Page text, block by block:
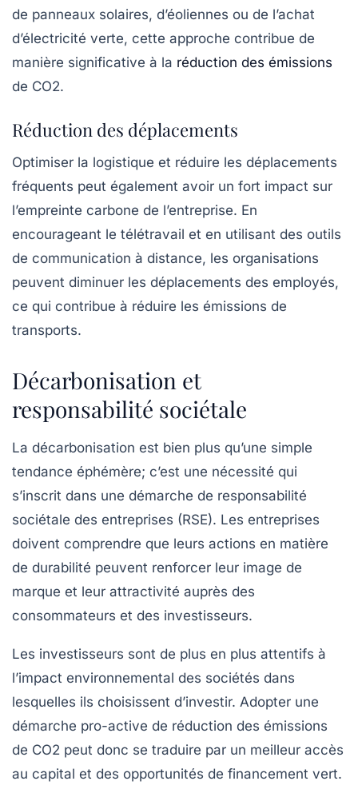
de panneaux solaires, d’éoliennes ou de l’achat
d’électricité verte, cette approche contribue de
manière significative à la réduction des émissions
de CO2.
Réduction des déplacements
Optimiser la logistique et réduire les déplacements
fréquents peut également avoir un fort impact sur
l’empreinte carbone de l’entreprise. En
encourageant le télétravail et en utilisant des outils
de communication à distance, les organisations
peuvent diminuer les déplacements des employés,
ce qui contribue à réduire les émissions de
transports.
Décarbonisation et
responsabilité sociétale
La décarbonisation est bien plus qu’une simple
tendance éphémère; c’est une nécessité qui
s’inscrit dans une démarche de responsabilité
sociétale des entreprises (RSE). Les entreprises
doivent comprendre que leurs actions en matière
de durabilité peuvent renforcer leur image de
marque et leur attractivité auprès des
consommateurs et des investisseurs.
Les investisseurs sont de plus en plus attentifs à
l’impact environnemental des sociétés dans
lesquelles ils choisissent d’investir. Adopter une
démarche pro-active de réduction des émissions
de CO2 peut donc se traduire par un meilleur accès
au capital et des opportunités de financement vert.